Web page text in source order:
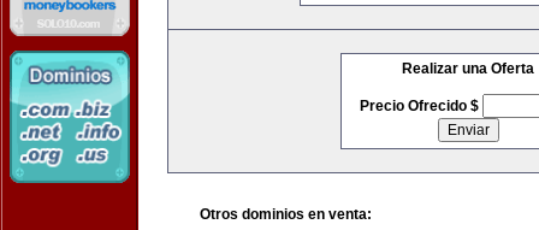
Realizar una Oferta
Precio Ofrecido $
Otros dominios en venta: